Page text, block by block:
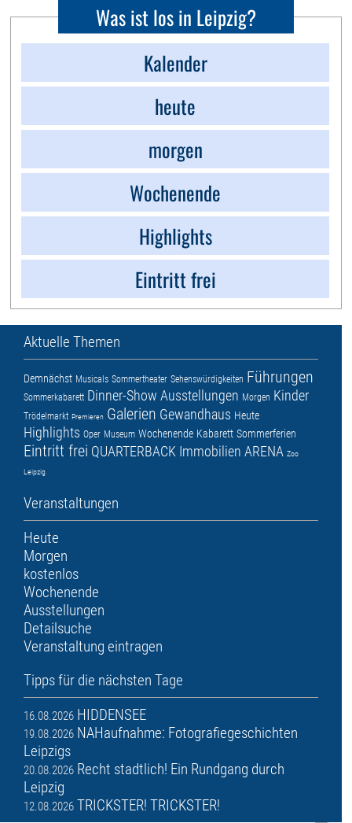
Was ist los in Leipzig?
Kalender
heute
morgen
Wochenende
Highlights
Eintritt frei
Aktuelle Themen
Demnächst Musicals Sommertheater Sehenswürdigkeiten Führungen
Sommerkabarett Dinner-Show Ausstellungen Morgen Kinder
Trödelmarkt Premieren Galerien Gewandhaus Heute
Highlights Oper Museum Wochenende Kabarett Sommerferien
Eintritt frei QUARTERBACK Immobilien ARENA Zoo
Leipzig
Veranstaltungen
Heute
Morgen
kostenlos
Wochenende
Ausstellungen
Detailsuche
Veranstaltung eintragen
Tipps für die nächsten Tage
16.08.2026 HIDDENSEE
19.08.2026 NAHaufnahme: Fotografiegeschichten
Leipzigs
20.08.2026 Recht stadtlich! Ein Rundgang durch
Leipzig
12.08.2026 TRICKSTER! TRICKSTER!